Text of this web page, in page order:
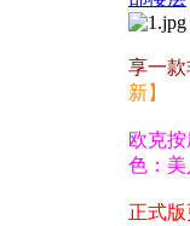
享一款
新】
欧克按
色：美
正式